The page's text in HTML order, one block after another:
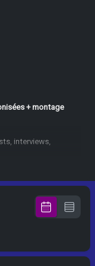
+ montage
interviews,
dynamique sous 2
à diffuser.